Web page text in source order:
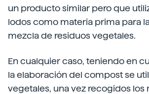
un producto similar pero que
lodos como materia prima para
mezcla de residuos vegetales.
En cualquier caso, teniendo en
la elaboración del compost se
vegetales, una vez recogidos los